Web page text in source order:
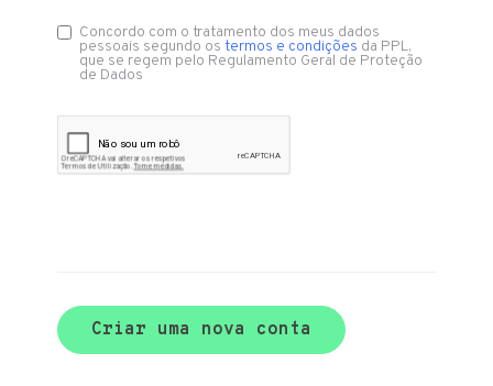
Concordo com o tratamento dos meus dados
pessoais segundo ostermos e condições da PPL,
que se regem pelo Regulamento Geral de Proteção
de Dados
Criar uma nova conta